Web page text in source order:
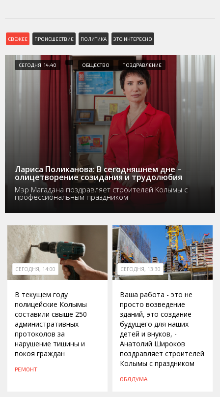
СВЕЖЕЕ ПРОИСШЕСТВИЕ ПОЛИТИКА ЭТО ИНТЕРЕСНО
СЕГОДНЯ, 14:40 ОБЩЕСТВО ПОЗДРАВЛЕНИЕ
Лариса Поликанова: В сегодняшнем дне –
олицетворение созидания и трудолюбия
Мэр Магадана поздравляет строителей Колымы с
профессиональным праздником
СЕГОДНЯ, 14:00
В текущем году
полицейские Колымы
составили свыше 250
административных
протоколов за
нарушение тишины и
покоя граждан
РЕМОНТ
СЕГОДНЯ, 13:30
Ваша работа - это не
просто возведение
зданий, это создание
будущего для наших
детей и внуков, -
Анатолий Широков
поздравляет строителей
Колымы с праздником
ОБЛДУМА